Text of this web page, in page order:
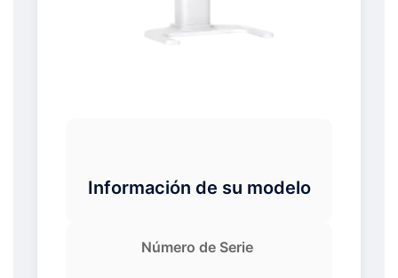
Información de su modelo
Número de Serie